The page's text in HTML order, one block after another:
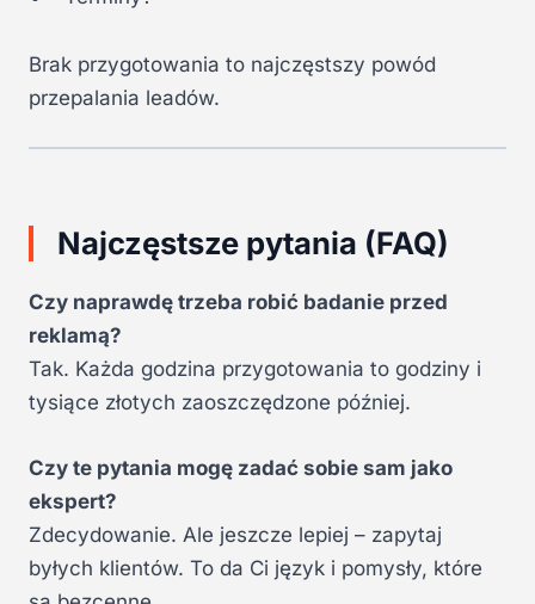
Brak przygotowania to najczęstszy powód
przepalania leadów.
Najczęstsze pytania (FAQ)
Czy naprawdę trzeba robić badanie przed
reklamą?
Tak. Każda godzina przygotowania to godziny i
tysiące złotych zaoszczędzone później.
Czy te pytania mogę zadać sobie sam jako
ekspert?
Zdecydowanie. Ale jeszcze lepiej – zapytaj
byłych klientów. To da Ci język i pomysły, które